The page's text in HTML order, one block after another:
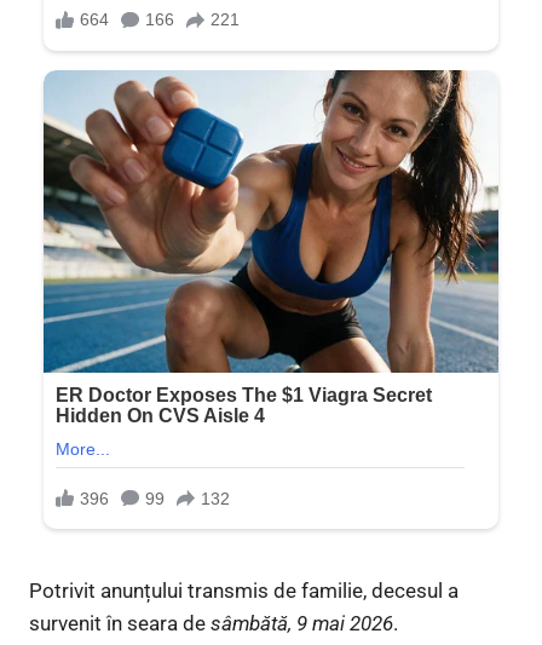
Potrivit anunțului transmis de familie, decesul a
survenit în seara de sâmbătă, 9 mai 2026.